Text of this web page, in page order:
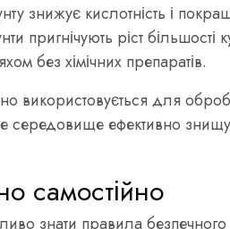
знижує кислотність і
пригнічують ріст більшості
без хімічних препаратів.
використовується для
ефективно
самостійно
знати правила безпечного